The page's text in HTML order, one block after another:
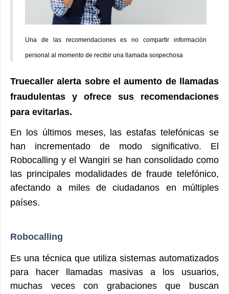
Una de las recomendaciones es no compartir información
personal al momento de recibir una llamada sospechosa
Truecaller alerta sobre el aumento de llamadas
fraudulentas y ofrece sus recomendaciones
para evitarlas.
En los últimos meses, las estafas telefónicas se
han incrementado de modo significativo. El
Robocalling y el Wangiri se han consolidado como
las principales modalidades de fraude telefónico,
afectando a miles de ciudadanos en múltiples
países.
Robocalling
Es una técnica que utiliza sistemas automatizados
para hacer llamadas masivas a los usuarios,
muchas veces con grabaciones que buscan